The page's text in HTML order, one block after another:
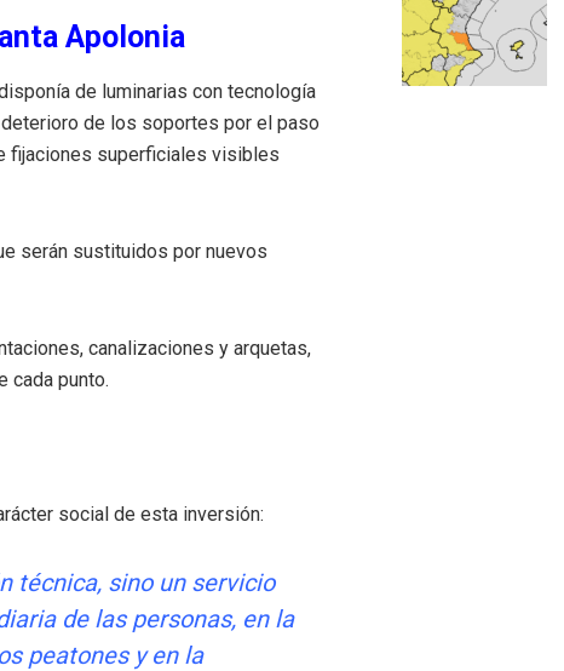
Apolonia
de luminarias con tecnología
de los soportes por el paso
fijaciones superficiales visibles
serán sustituidos por nuevos
canalizaciones y arquetas,
cada punto.
social de esta inversión:
técnica, sino un servicio
de las personas, en la
peatones y en la